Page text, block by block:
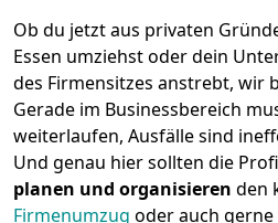
Ob du jetzt aus privaten
Essen umziehst oder dein
des Firmensitzes anstrebt, wir
Gerade im Businessbereich
weiterlaufen, Ausfälle sind
Und genau hier sollten die
planen und organisieren den
Firmenumzug oder auch